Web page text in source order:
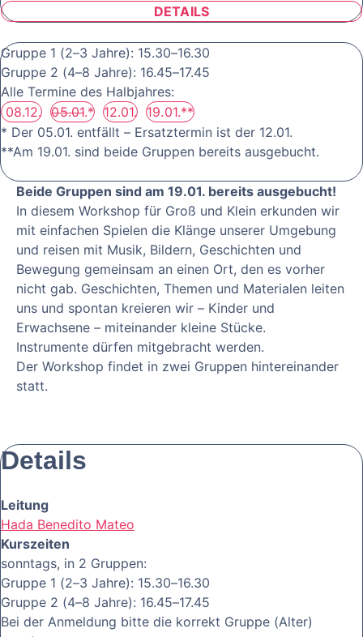
DETAILS
Gruppe 1 (2–3 Jahre): 15.30–16.30
Gruppe 2 (4–8 Jahre): 16.45–17.45
Alle Termine des Halbjahres:
08.12. 05.01.* 12.01. 19.01.**
* Der 05.01. entfällt – Ersatztermin ist der 12.01.
**Am 19.01. sind beide Gruppen bereits ausgebucht.
Beide Gruppen sind am 19.01. bereits ausgebucht!
In diesem Workshop für Groß und Klein erkunden wir
mit einfachen Spielen die Klänge unserer Umgebung
und reisen mit Musik, Bildern, Geschichten und
Bewegung gemeinsam an einen Ort, den es vorher
nicht gab. Geschichten, Themen und Materialen leiten
uns und spontan kreieren wir – Kinder und
Erwachsene – miteinander kleine Stücke.
Instrumente dürfen mitgebracht werden.
Der Workshop findet in zwei Gruppen hintereinander
statt.
Details
Leitung
Hada Benedito Mateo
Kurszeiten
sonntags, in 2 Gruppen:
Gruppe 1 (2–3 Jahre): 15.30–16.30
Gruppe 2 (4–8 Jahre): 16.45–17.45
Bei der Anmeldung bitte die korrekt Gruppe (Alter)